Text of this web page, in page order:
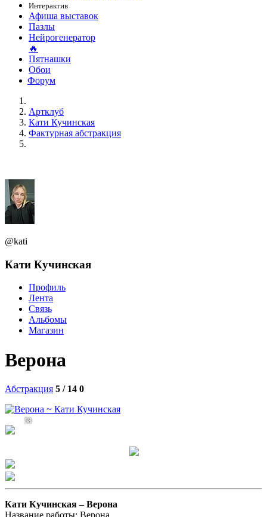
Интерактив
Афиша выставок
Пазлы
Нейрогенератор
🔥
Пятнашки
Обои
Форум
Артклуб
Кати Кучинская
Фактурная абстракция
@kati
Кати Кучинская
Профиль
Лента
Связь
Альбомы
Магазин
Верона
Абстракция 5 / 14 0
58
Кати Кучинская –Верона